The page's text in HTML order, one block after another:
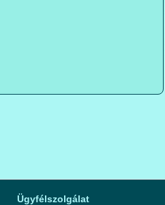
Ügyfélszolgálat